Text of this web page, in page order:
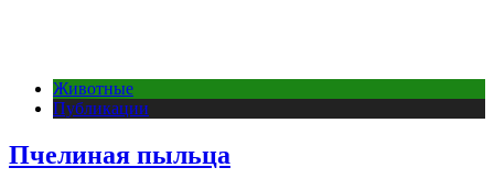
Животные
Публикации
Пчелиная пыльца